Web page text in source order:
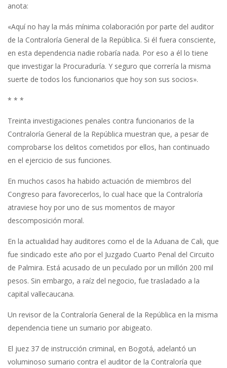
anota:
«Aquí no hay la más mínima colaboración por parte del auditor
de la Contraloría General de la República. Si él fuera consciente,
en esta dependencia nadie robaría nada. Por eso a él lo tiene
que investigar la Procuraduría. Y seguro que correría la misma
suerte de todos los funcionarios que hoy son sus socios».
* * *
Treinta investigaciones penales contra funcionarios de la
Contraloría General de la República muestran que, a pesar de
comprobarse los delitos cometidos por ellos, han continuado
en el ejercicio de sus funciones.
En muchos casos ha habido actuación de miembros del
Congreso para favorecerlos, lo cual hace que la Contraloría
atraviese hoy por uno de sus momentos de mayor
descomposición moral.
En la actualidad hay auditores como el de la Aduana de Cali, que
fue sindicado este año por el Juzgado Cuarto Penal del Circuito
de Palmira. Está acusado de un peculado por un millón 200 mil
pesos. Sin embargo, a raíz del negocio, fue trasladado a la
capital vallecaucana.
Un revisor de la Contraloría General de la República en la misma
dependencia tiene un sumario por abigeato.
El juez 37 de instrucción criminal, en Bogotá, adelantó un
voluminoso sumario contra el auditor de la Contraloría que